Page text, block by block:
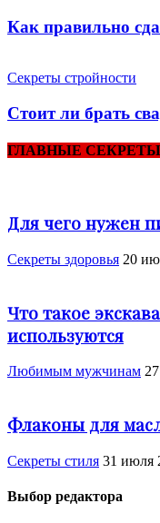
Как правильно
Секреты стройности
Стоит ли брать
ГЛАВНЫЕ
Для чего нужен
Cекреты здоровья 20
Что такое
используются
Любимым мужчинам
Флаконы для
Секреты стиля 31 июля
Выбор редактора